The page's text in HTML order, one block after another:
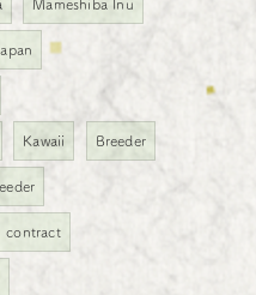
Mameshiba Inu
Kawaii Breeder
contract